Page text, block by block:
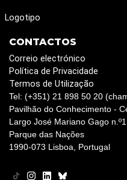
Logotipo
CONTACTOS
Correio electrónico
Política de Privacidade
Termos de Utilização
Tel: (+351) 21 898 50 20
Pavilhão do Conhecimento -
Largo José Mariano Gago n.º1
Parque das Nações
1990-073 Lisboa, Portugal